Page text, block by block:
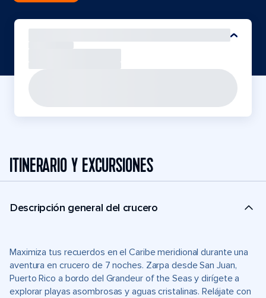
ITINERARIO Y EXCURSIONES
Descripción general del crucero
Maximiza tus recuerdos en el Caribe meridional durante una
aventura en crucero de 7 noches. Zarpa desde San Juan,
Puerto Rico a bordo del Grandeur of the Seas y dirígete a
explorar playas asombrosas y aguas cristalinas. Relájate con